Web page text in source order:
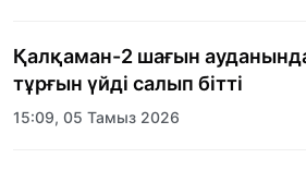
Қалқаман-2 шағын
тұрғын үйді салып бітті
15:09, 05 Тамыз 2026